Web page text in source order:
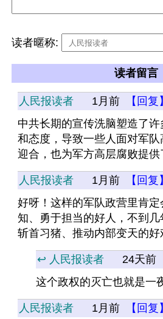
读者暱称:
读者留言
人民报读者 1月前
【回复】
中共长期的宣传洗脑塑造了
和态度，导致一些人面对军
迎合，也为军方高层腐败提供
人民报读者 1月前
【回复】
好呀！这样的军队政营里肯定
知、勇于担当的好人，不到
斩首习猪、推动内部变天的好
↩️ 人民报读者 24天前
这个政权的灭亡也就是一
人民报读者 1月前
【回复】